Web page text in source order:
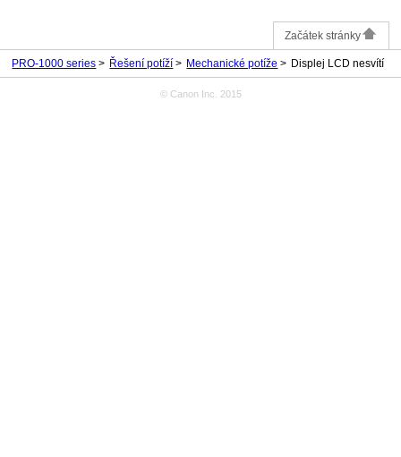
Začátek stránky
PRO-1000 series Řešení potíží Mechanické potíže Displej LCD nesvítí
© Canon Inc. 2015